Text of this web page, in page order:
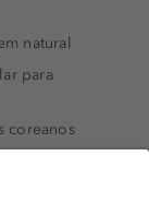
natural
para
coreanos